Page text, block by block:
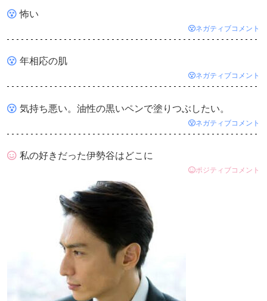
怖い
ネガティブコメント
年相応の肌
ネガティブコメント
気持ち悪い。油性の黒いペンで塗りつぶしたい。
ネガティブコメント
私の好きだった伊勢谷はどこに
ポジティブコメント